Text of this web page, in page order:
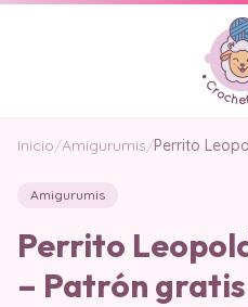
Inicio/Amigurumis/Perrito
Amigurumis
Perrito
– Patrón gratis